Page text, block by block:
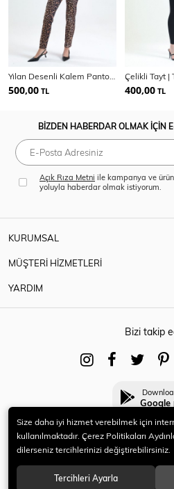
500,00 TL
Çelikli Tayt |
400,00 TL
BİZDEN HABERDAR OLMAK İÇİN
Açık Rıza Metni ile kampanya ve
yoluyla haberdar olmak istiyorum.
KURUMSAL
MÜŞTERİ HİZMETLERİ
YARDIM
Bizi takip
Google
© 2021 HERYENİ. Tüm
Size daha iyi hizmet verebilmek için
kullanılmaktadır. Çerez Politikaları
dilerseniz tercihlerinizi değiştirebilirsiniz.
Tercihleri Ayarla